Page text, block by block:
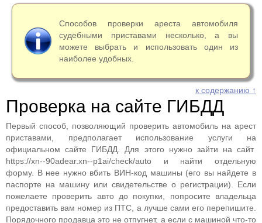
Способов проверки ареста автомобиля
судебными приставами несколько, а вы
можете выбрать и использовать один из
наиболее удобных.
к содержанию ↑
Проверка на сайте ГИБДД
Первый способ, позволяющий проверить автомобиль на арест
приставами, предполагает использование услуги на
официальном сайте ГИБДД. Для этого нужно зайти на сайт
https://xn--90adear.xn--p1ai/check/auto и найти отдельную
форму. В нее нужно вбить ВИН-код машины (его вы найдете в
паспорте на машину или свидетельстве о регистрации). Если
пожелаете проверить авто до покупки, попросите владельца
предоставить вам номер из ПТС, а лучше сами его перепишите.
Порядочного продавца это не отпугнет, а если с машиной что-то